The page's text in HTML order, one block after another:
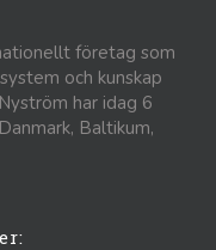
företag som
och kunskap
har idag 6
Baltikum,